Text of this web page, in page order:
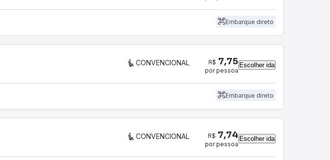
Embarque direto
CONVENCIONAL R$ 7,75
por pessoa
Escolher ida
Embarque direto
CONVENCIONAL R$ 7,74
por pessoa
Escolher ida